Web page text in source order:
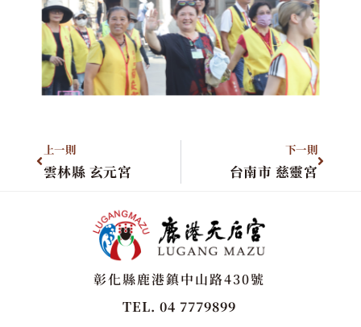
上一則
雲林縣 玄元宮
下一則
台南市 慈靈宮
彰化縣鹿港鎮中山路430號
TEL. 04 7779899